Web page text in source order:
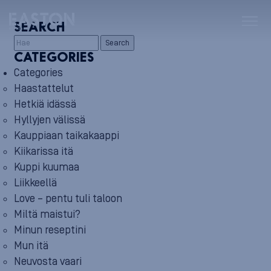
SEARCH
Search
CATEGORIES
Categories
Haastattelut
Hetkiä idässä
Hyllyjen välissä
Kauppiaan taikakaappi
Kiikarissa itä
Kuppi kuumaa
Liikkeellä
Love – pentu tuli taloon
Miltä maistui?
Minun reseptini
Mun itä
Neuvosta vaari